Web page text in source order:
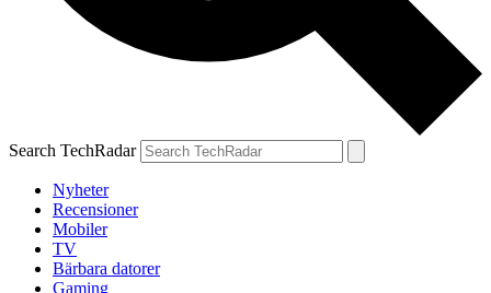
Search TechRadar
Nyheter
Recensioner
Mobiler
TV
Bärbara datorer
Gaming